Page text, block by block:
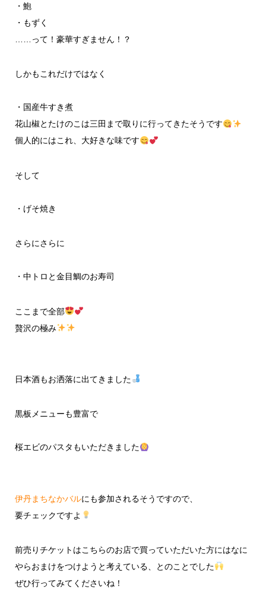
・鮑
・もずく
……って！豪華すぎません！？
しかもこれだけではなく
・国産牛すき煮
花山椒とたけのこは三田まで取りに行ってきたそうです
個人的にはこれ、大好きな味です
そして
・げそ焼き
さらにさらに
・中トロと金目鯛のお寿司
ここまで全部
贅沢の極み
日本酒もお洒落に出てきました
黒板メニューも豊富で
桜エビのパスタもいただきました
伊丹まちなかバルにも参加されるそうですので、
要チェックですよ
前売りチケットはこちらのお店で買っていただいた方にはなに
やらおまけをつけようと考えている、とのことでした
ぜひ行ってみてくださいね！